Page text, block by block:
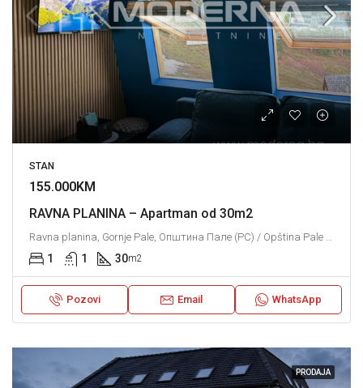
STAN
155.000KM
RAVNA PLANINA – Apartman od 30m2
1 1 30m2
Pozovi Email WhatsApp
PRODAJA